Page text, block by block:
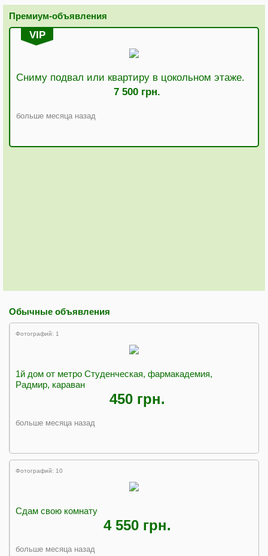
Премиум-объявления
VIP
Сниму подвал или квартиру в цокольном этаже.
7 500 грн.
больше месяца назад
Обычные объявления
Фотографий: 1
1й дом от метро Студенческая, фармакадемия,
Радмир, караван
450 грн.
больше месяца назад
Фотографий: 10
Сдам свою комнату
4 550 грн.
больше месяца назад